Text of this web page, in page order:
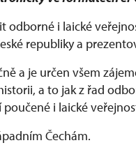
odborné i laické
republiky a
a je určen všem
a to jak z řad
poučené i laické
Čechám.